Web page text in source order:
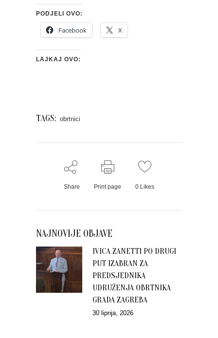
PODJELI OVO:
Facebook X
LAJKAJ OVO:
TAGS: obrtnici
Share Print page 0 Likes
NAJNOVIJE OBJAVE
IVICA ZANETTI PO DRUGI
PUT IZABRAN ZA
PREDSJEDNIKA
UDRUŽENJA OBRTNIKA
GRADA ZAGREBA
30 lipnja, 2026